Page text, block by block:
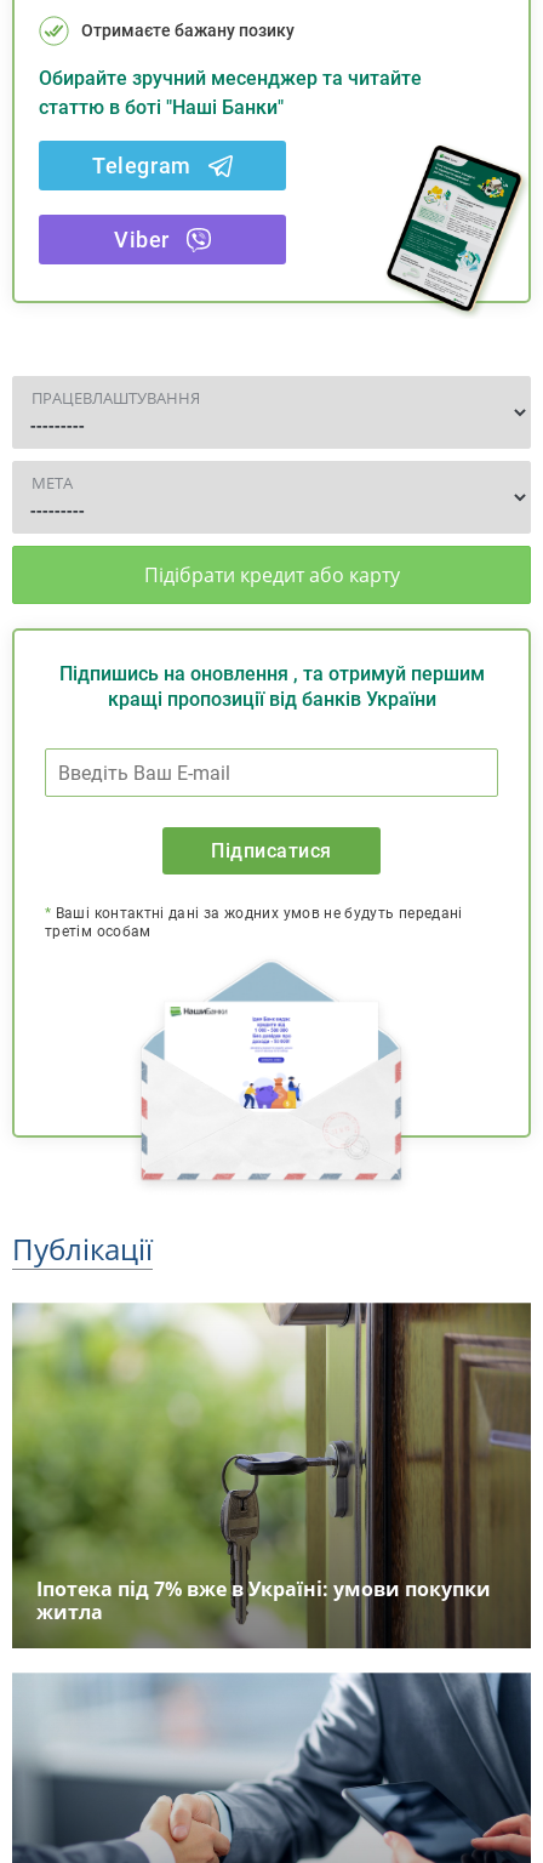
Отримаєте бажану позику
Обирайте зручний месенджер та читайте
статтю в боті "Наші Банки"
Telegram
Viber
ПРАЦЕВЛАШТУВАННЯ
МЕТА
Підібрати кредит або карту
Підпишись на оновлення , та отримуй першим
кращі пропозиції від банків України
Підписатися
* Ваші контактні дані за жодних умов не будуть передані
третім особам
Публікації
Іпотека під 7% вже в Україні: умови покупки
житла